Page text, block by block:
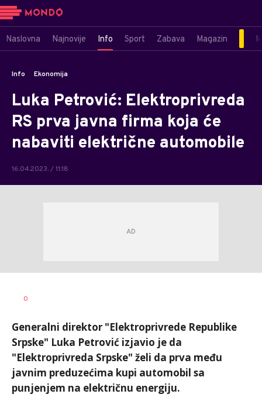
Naslovna Najnovije Info Sport Zabava Magazin
Info Ekonomija
Luka Petrović: Elektroprivreda
RS prva javna firma koja će
nabaviti električne automobile
16.04.2023. / 11:18
AUTOR
0
Generalni direktor "Elektroprivrede Republike
Srpske" Luka Petrović izjavio je da
"Elektroprivreda Srpske" želi da prva među
javnim preduzećima kupi automobil sa
punjenjem na električnu energiju.